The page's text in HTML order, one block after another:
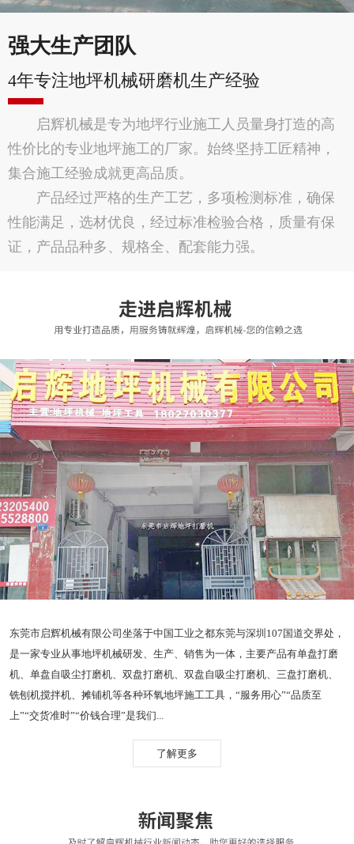
强大生产团队
4年专注地坪机械研磨机生产经验
启辉机械是专为地坪行业施工人员量身打造的高
性价比的专业地坪施工的厂家。始终坚持工匠精神，
集合施工经验成就更高品质。
产品经过严格的生产工艺，多项检测标准，确保
性能满足，选材优良，经过标准检验合格，质量有保
证，产品品种多、规格全、配套能力强。
东莞市启辉机械有限公司坐落于中国工业之都东莞与深圳107国道交界处，
是一家专业从事地坪机械研发、生产、销售为一体，主要产品有单盘打磨
机、单盘自吸尘打磨机、双盘打磨机、双盘自吸尘打磨机、三盘打磨机、
铣刨机搅拌机、摊铺机等各种环氧地坪施工工具，“服务用心”“品质至
上”“交货准时”“价钱合理”是我们...
了解更多